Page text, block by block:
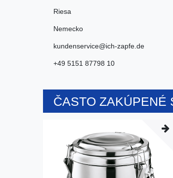
Riesa
Nemecko
kundenservice@ich-zapfe.de
+49 5151 87798 10
ČASTO ZAKÚPENÉ